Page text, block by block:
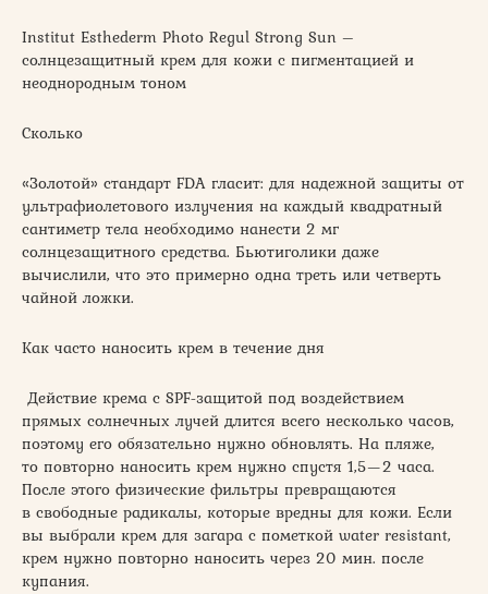
Institut Esthederm Photo Regul Strong Sun –
солнцезащитный крем для кожи с пигментацией и
неоднородным тоном
Сколько
«Золотой» стандарт FDA гласит: для надежной защиты от
ультрафиолетового излучения на каждый квадратный
сантиметр тела необходимо нанести 2 мг
солнцезащитного средства. Бьютиголики даже
вычислили, что это примерно одна треть или четверть
чайной ложки.
Как часто наносить крем в течение дня
Действие крема c SPF-защитой под воздействием
прямых солнечных лучей длится всего несколько часов,
поэтому его обязательно нужно обновлять. На пляже,
то повторно наносить крем нужно спустя 1,5—2 часа.
После этого физические фильтры превращаются
в свободные радикалы, которые вредны для кожи. Если
вы выбрали крем для загара с пометкой water resistant,
крем нужно повторно наносить через 20 мин. после
купания.